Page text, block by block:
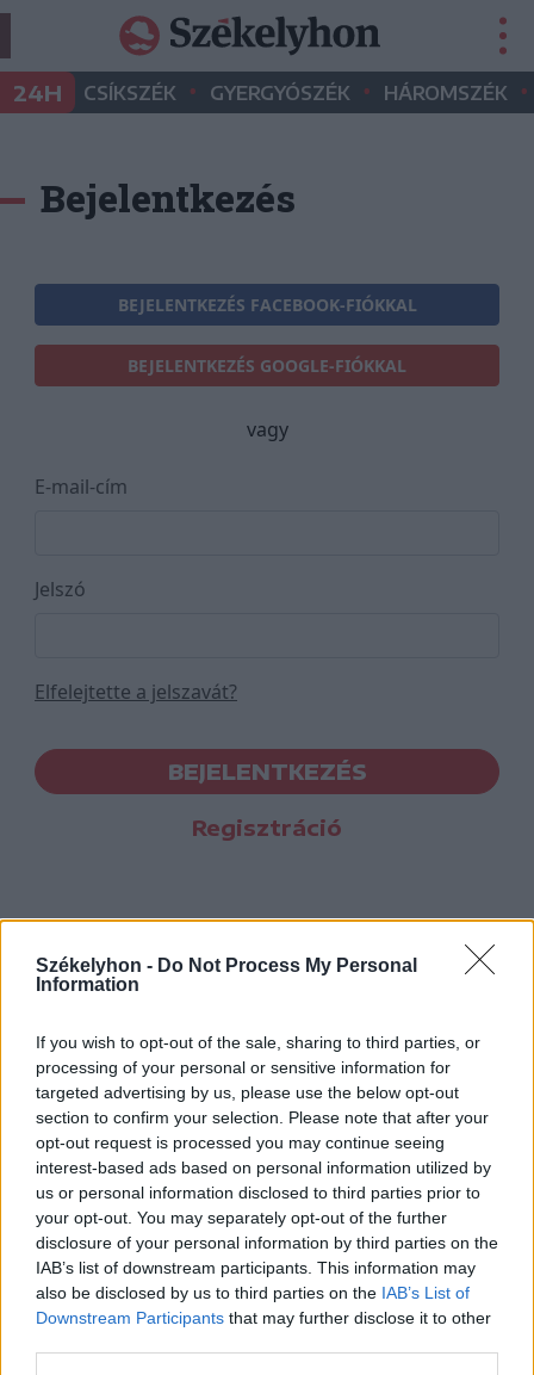
Székelyhon - Do Not Process My Personal
Information
If you wish to opt-out of the sale, sharing to third parties, or
processing of your personal or sensitive information for
targeted advertising by us, please use the below opt-out
section to confirm your selection. Please note that after your
opt-out request is processed you may continue seeing
interest-based ads based on personal information utilized by
us or personal information disclosed to third parties prior to
your opt-out. You may separately opt-out of the further
disclosure of your personal information by third parties on the
IAB’s list of downstream participants. This information may
also be disclosed by us to third parties on the IAB’s List of
Downstream Participants that may further disclose it to other
24H CSÍKSZÉK • GYERGYÓSZÉK • HÁROMSZÉK •
Bejelentkezés
BEJELENTKEZÉS FACEBOOK-FIÓKKAL
BEJELENTKEZÉS GOOGLE-FIÓKKAL
vagy
E-mail-cím
Jelszó
Elfelejtette a jelszavát?
BEJELENTKEZÉS
Regisztráció
Hasznos
Impresszum
Szerzői jogok
Adatvédelmi tájékoztató
Cookie-kezelési tájékoztató
Hozzászólási szabályzat
Nyomtatott lapjaink archívuma